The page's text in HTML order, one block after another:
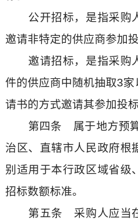
公开招标，是指采购
邀请非特定的供应商参加
邀请招标，是指采购
件的供应商中随机抽取3
请书的方式邀请其参加投
第四条 属于地方预算
治区、直辖市人民政府根
别适用于本行政区域省级
招标数额标准。
第五条 采购人应当在